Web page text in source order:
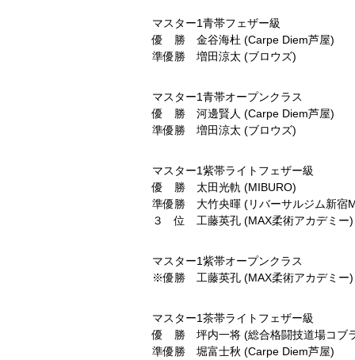
マスター1青帯フェザー級
優 勝 金谷海杜 (Carpe Diem芦屋)
準優勝 増田涼太 (ブロウズ)
マスター1青帯オープンクラス
優 勝 河邊賢人 (Carpe Diem芦屋)
準優勝 増田涼太 (ブロウズ)
マスター1紫帯ライトフェザー級
優 勝 太田光軌 (MIBURO)
準優勝 大竹央暉 (リバーサルジム新宿
３ 位 工藤英孔 (MAX柔術アカデミー)
マスター1紫帯オープンクラス
※優勝 工藤英孔 (MAX柔術アカデミー)
マスター1茶帯ライトフェザー級
優 勝 坪内一将 (総合格闘技道場コブ
準優勝 堀富士秋 (Carpe Diem芦屋)